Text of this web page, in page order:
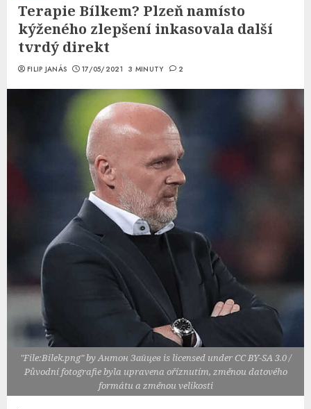
Terapie Bílkem? Plzeň namísto
kýženého zlepšení inkasovala další
tvrdý direkt
FILIP JANÁS 17/05/2021 3 MINUTY 2
"File:Bilek.png" by Антон Зайцев is licensed under CC BY-SA 3.0 /
Původní fotografie byla upravena oříznutím, změnou datového
formátu a změnou velikosti